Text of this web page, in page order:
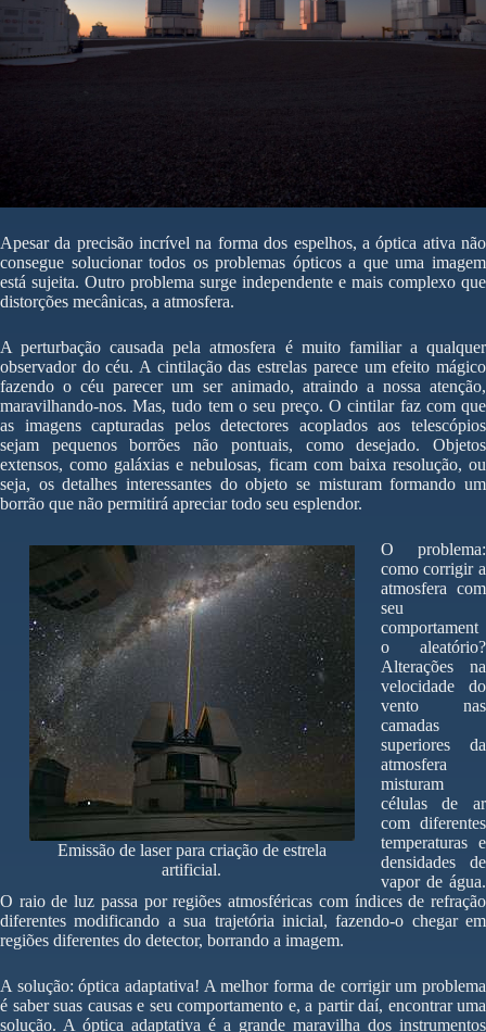
Apesar da precisão incrível na forma dos espelhos, a óptica ativa não
consegue solucionar todos os problemas ópticos a que uma imagem
está sujeita. Outro problema surge independente e mais complexo que
distorções mecânicas, a atmosfera.
A perturbação causada pela atmosfera é muito familiar a qualquer
observador do céu. A cintilação das estrelas parece um efeito mágico
fazendo o céu parecer um ser animado, atraindo a nossa atenção,
maravilhando-nos. Mas, tudo tem o seu preço. O cintilar faz com que
as imagens capturadas pelos detectores acoplados aos telescópios
sejam pequenos borrões não pontuais, como desejado. Objetos
extensos, como galáxias e nebulosas, ficam com baixa resolução, ou
seja, os detalhes interessantes do objeto se misturam formando um
borrão que não permitirá apreciar todo seu esplendor.
Emissão de laser para criação de estrela
artificial.
O problema:
como corrigir a
atmosfera com
seu
comportament
o aleatório?
Alterações na
velocidade do
vento nas
camadas
superiores da
atmosfera
misturam
células de ar
com diferentes
temperaturas e
densidades de
vapor de água.
O raio de luz passa por regiões atmosféricas com índices de refração
diferentes modificando a sua trajetória inicial, fazendo-o chegar em
regiões diferentes do detector, borrando a imagem.
A solução: óptica adaptativa! A melhor forma de corrigir um problema
é saber suas causas e seu comportamento e, a partir daí, encontrar uma
solução. A óptica adaptativa é a grande maravilha dos instrumentos